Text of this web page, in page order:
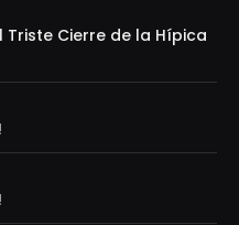
Triste Cierre de la Hípica